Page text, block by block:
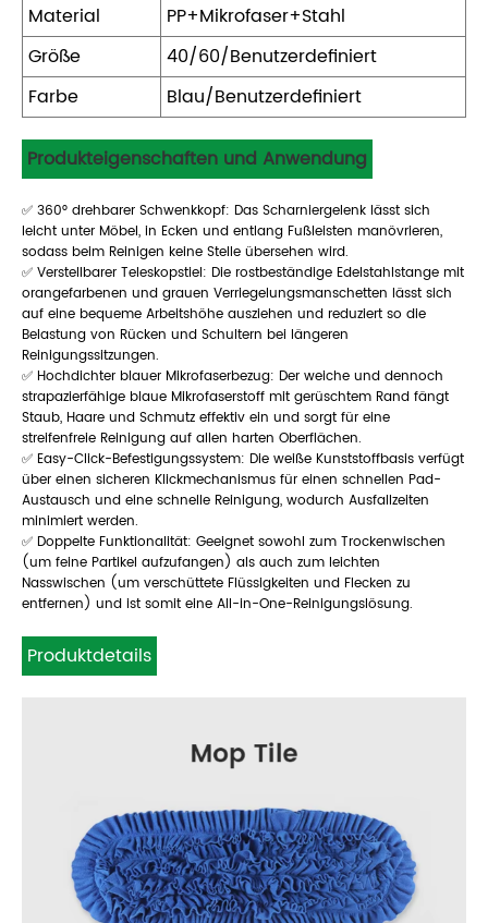
Material
PP+Mikrofaser+Stahl
Größe
40/60/Benutzerdefiniert
Farbe
Blau/Benutzerdefiniert
Produkteigenschaften und Anwendung
✅ 360° drehbarer Schwenkkopf: Das Scharniergelenk lässt sich
leicht unter Möbel, in Ecken und entlang Fußleisten manövrieren,
sodass beim Reinigen keine Stelle übersehen wird.
✅ Verstellbarer Teleskopstiel: Die rostbeständige Edelstahlstange mit
orangefarbenen und grauen Verriegelungsmanschetten lässt sich
auf eine bequeme Arbeitshöhe ausziehen und reduziert so die
Belastung von Rücken und Schultern bei längeren
Reinigungssitzungen.
✅ Hochdichter blauer Mikrofaserbezug: Der weiche und dennoch
strapazierfähige blaue Mikrofaserstoff mit gerüschtem Rand fängt
Staub, Haare und Schmutz effektiv ein und sorgt für eine
streifenfreie Reinigung auf allen harten Oberflächen.
✅ Easy-Click-Befestigungssystem: Die weiße Kunststoffbasis verfügt
über einen sicheren Klickmechanismus für einen schnellen Pad-
Austausch und eine schnelle Reinigung, wodurch Ausfallzeiten
minimiert werden.
✅ Doppelte Funktionalität: Geeignet sowohl zum Trockenwischen
(um feine Partikel aufzufangen) als auch zum leichten
Nasswischen (um verschüttete Flüssigkeiten und Flecken zu
entfernen) und ist somit eine All-in-One-Reinigungslösung.
Produktdetails